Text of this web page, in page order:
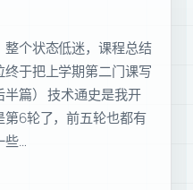
个状态低迷，课程总结
于把上学期第二门课写
篇） 技术通史是我开
6轮了，前五轮也都有
些…